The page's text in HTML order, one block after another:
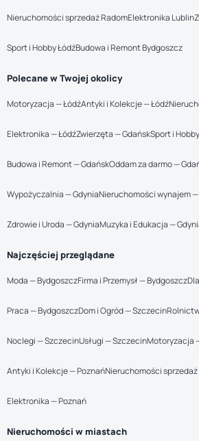
Nieruchomości sprzedaż RadomElektronika Lublin
Sport i Hobby ŁódźBudowa i Remont Bydgoszcz
Polecane w Twojej okolicy
Motoryzacja — ŁódźAntyki i Kolekcje — Łódź
Elektronika — ŁódźZwierzęta — GdańskSport i
Budowa i Remont — GdańskOddam za darmo —
Wypożyczalnia — GdyniaNieruchomości wynajem —
Zdrowie i Uroda — GdyniaMuzyka i Edukacja —
Najczęściej przeglądane
Moda — BydgoszczFirma i Przemysł — Bydgoszcz
Praca — BydgoszczDom i Ogród — Szczecin
Noclegi — SzczecinUsługi — SzczecinMotoryzacja
Antyki i Kolekcje — PoznańNieruchomości
Elektronika — Poznań
Nieruchomości w miastach